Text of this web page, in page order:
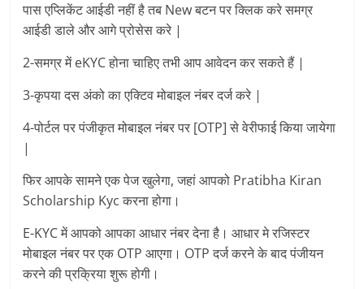
पास एप्लिकेंट आईडी नहीं है तब New बटन पर क्लिक करे समग्र
आईडी डाले और आगे प्रोसेस करे |
2-समग्र में eKYC होना चाहिए तभी आप आवेदन कर सकते हैं |
3-कृपया दस अंको का एक्टिव मोबाइल नंबर दर्ज करे |
4-पोर्टल पर पंजीकृत मोबाइल नंबर पर [OTP] से वेरीफाई किया जायेगा
|
फिर आपके सामने एक पेज खुलेगा, जहां आपको Pratibha Kiran
Scholarship Kyc करना होगा।
E-KYC में आपको आपका आधार नंबर देना है। आधार मे रजिस्टर
मोबाइल नंबर पर एक OTP आएगा। OTP दर्ज करने के बाद पंजीयन
करने की प्रक्रिया शुरू होगी।